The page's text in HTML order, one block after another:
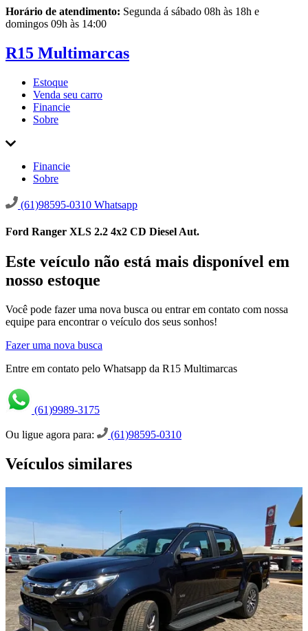
Horário de atendimento: Segunda á sábado 08h às 18h e
domingos 09h às 14:00
R15 Multimarcas
Estoque
Venda seu carro
Financie
Sobre
Financie
Sobre
(61)98595-0310 Whatsapp
Ford Ranger XLS 2.2 4x2 CD Diesel Aut.
Este veículo não está mais disponível em
nosso estoque
Você pode fazer uma nova busca ou entrar em contato com nossa
equipe para encontrar o veículo dos seus sonhos!
Fazer uma nova busca
Entre em contato pelo Whatsapp da R15 Multimarcas
(61)9989-3175
Ou ligue agora para: (61)98595-0310
Veículos similares